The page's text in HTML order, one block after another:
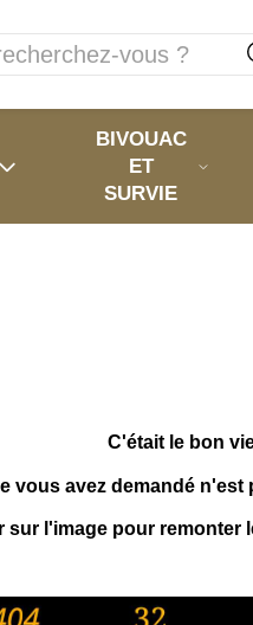
BIVOUAC
ET
SURVIE
C'était le bon
vous avez demandé
sur l'image pour remonter